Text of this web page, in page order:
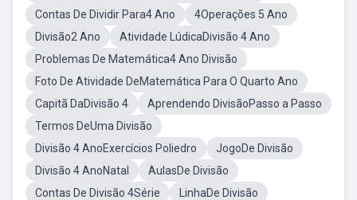
Contas De Dividir Para4 Ano
4Operações 5 Ano
Divisão2 Ano
Atividade LúdicaDivisão 4 Ano
Problemas De Matemática4 Ano Divisão
Foto De Atividade DeMatemática Para O Quarto Ano
Capitã DaDivisão 4
Aprendendo DivisãoPasso a Passo
Termos DeUma Divisão
Divisão 4 AnoExercícios Poliedro
JogoDe Divisão
Divisão 4 AnoNatal
AulasDe Divisão
Contas De Divisão 4Série
LinhaDe Divisão